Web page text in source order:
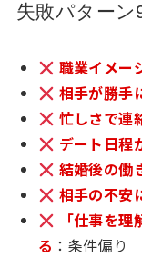
失敗パターン
職業イメー
相手が勝手
忙しさで連
デート日程
結婚後の働
相手の不安
「仕事を
る ：条件偏り